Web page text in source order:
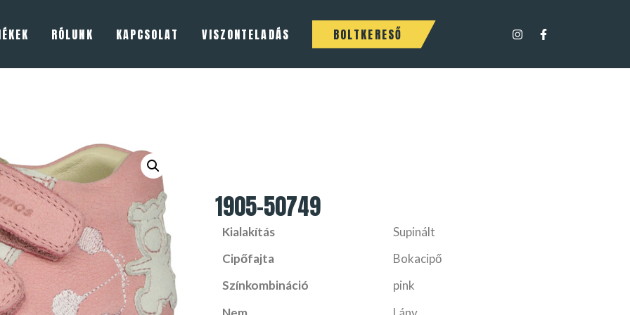
RÓLUNK KAPCSOLAT VISZONTELADÁS BOLTKERESŐ
1905-50749
Kialakítás
Supinált
Cipőfajta
Bokacipő
Színkombináció
pink